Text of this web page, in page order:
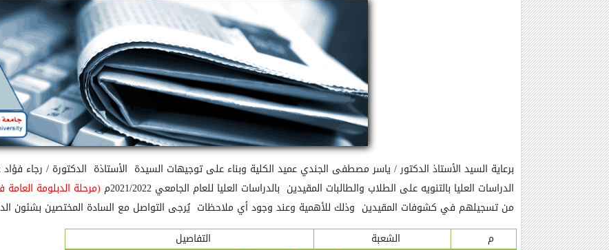
برعاية السيد الأستاذ الدكتور / ياسر مصطفى الجندي عميد الكلية وبناء على توجيهات السيدة الأستاذة الدكتورة / رجاء
الدراسات العليا بالتنويه على الطلاب والطالبات المقيدين بالدراسات العليا للعام الجامعي 2021/2022م (مرحلة الدبلومة
من تسجيلهم في كشوفات المقيدين وذلك للأهمية وعند وجود أي ملاحظات يُرجى التواصل مع السادة المختصين بشئون
م
الشعبة
التفاصيل